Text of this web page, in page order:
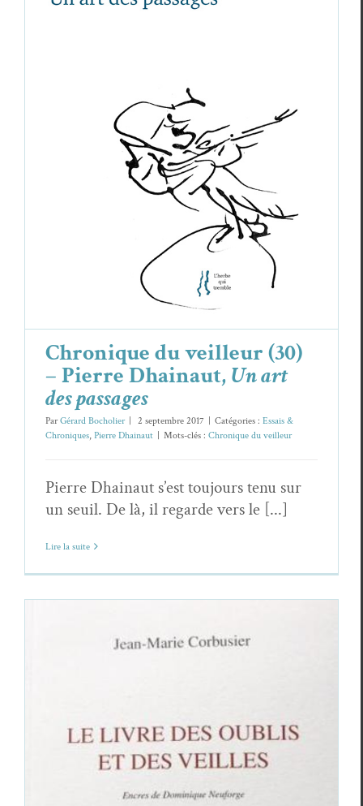
Chronique du veilleur (30) – Pierre
Dhainaut,Un art des passages
Essais & Chroniques Pierre Dhainaut
Chronique du veilleur (30)
– Pierre Dhainaut,Un art
des passages
ParGérard Bocholier | 2 septembre 2017 | Catégories : Essais &
Chroniques, Pierre Dhainaut | Mots-clés : Chronique du veilleur
Pierre Dhainaut s’est toujours tenu sur
un seuil. De là, il regarde vers le [...]
Lire la suite